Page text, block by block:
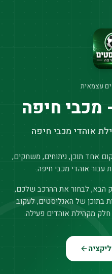
עצמאית
מכבי חיפה
אוהדי מכבי חיפה
אחד תוכן, ניתוחים, משחקים,
עבור אוהדי מכבי חיפה.
הבא, לבחור את ההרכב שלכם,
בתוכן של האנליסטים, לעקוב
חלק מקהילת אוהדים פעילה.